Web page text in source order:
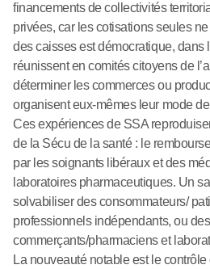
financements de collectivités
privées, car les cotisations seules
des caisses est démocratique, dans
réunissent en comités citoyens de
déterminer les commerces ou
organisent eux-mêmes leur mode
Ces expériences de SSA
de la Sécu de la santé : le
par les soignants libéraux et des
laboratoires pharmaceutiques. Un
solvabiliser des consommateurs/
professionnels indépendants, ou
commerçants/pharmaciens et
La nouveauté notable est le